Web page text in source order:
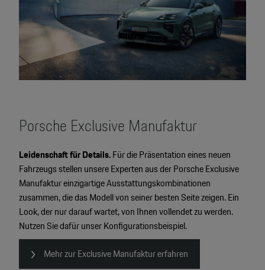
Porsche Exclusive Manufaktur
Leidenschaft für Details.Für die Präsentation eines neuen
Fahrzeugs stellen unsere Experten aus der Porsche Exclusive
Manufaktur einzigartige Ausstattungskombinationen
zusammen, die das Modell von seiner besten Seite zeigen. Ein
Look, der nur darauf wartet, von Ihnen vollendet zu werden.
Nutzen Sie dafür unser Konfigurationsbeispiel.
Mehr zur Exclusive Manufaktur erfahren